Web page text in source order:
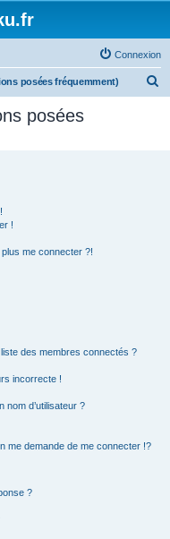
Connexion
posées fréquemment)
posées
!
me connecter ?!
des membres connectés ?
incorrecte !
nom d’utilisateur ?
me demande de me connecter !?
?